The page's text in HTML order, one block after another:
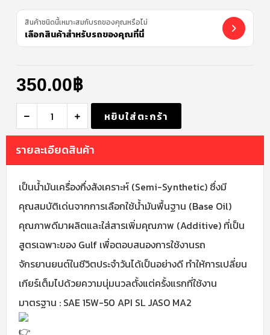
สินค้าชนิดนี้เหมาะสมกับรถของคุณหรือไม่
เลือกสินค้าสำหรับรถของคุณที่นี่
350.00฿
หยิบใส่ตะกร้า
รายละเอียดสินค้า
เป็นน้ำมันเครื่องกึ่งสังเคราะห์ (Semi-Synthetic) ซึ่งมี
คุณสมบัติเด่นจากการเลือกใช้น้ำมันพื้นฐาน (Base Oil)
คุณภาพดีมาผลิตและใส่สารเพิ่มคุณภาพ (Additive) ที่เป็น
สูตรเฉพาะของ Gulf เพื่อตอบสนองการใช้งานรถ
จักรยานยนต์ในชีวิตประจำวันได้เป็นอย่างดี ทำให้การเปลี่ยน
เกียร์เต็มไปด้วยความนุ่มนวลตั้งแต่ครั้งแรกที่ใช้งาน
มาตรฐาน : SAE 15W-50 API SL JASO MA2